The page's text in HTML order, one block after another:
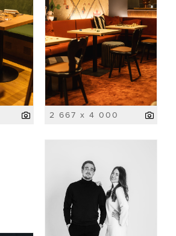
2 667 x 4 000